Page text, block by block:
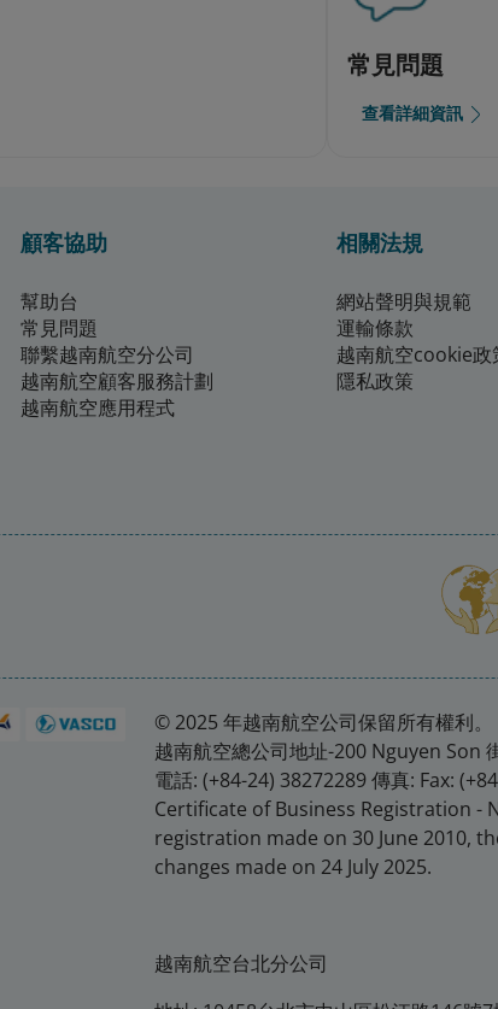
常見問題
查看詳細資訊
顧客協助
幫助台
常見問題
聯繫越南航空分公司
越南航空顧客服務計劃
越南航空應用程式
相關法規
網站聲明與規範
運輸條款
越南航空cookie政
隱私政策
© 2025 年越南航空公司保留所有權利。
越南航空總公司地址-200 Nguyen Son
電話: (+84-24) 38272289 傳真: Fax:
Certificate of Business Registration -
registration made on 30 June 2010,
changes made on 24 July 2025.
越南航空台北分公司